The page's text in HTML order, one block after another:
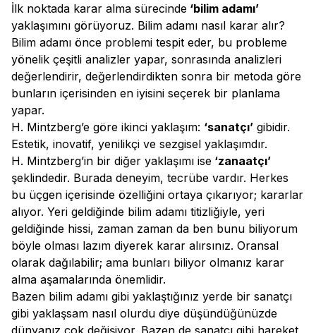
İlk noktada karar alma sürecinde ‘bilim adamı’
yaklaşımını görüyoruz. Bilim adamı nasıl karar alır?
Bilim adamı önce problemi tespit eder, bu probleme
yönelik çeşitli analizler yapar, sonrasında analizleri
değerlendirir, değerlendirdikten sonra bir metoda göre
bunların içerisinden en iyisini seçerek bir planlama
yapar.
H. Mintzberg’e göre ikinci yaklaşım: ‘sanatçı’ gibidir.
Estetik, inovatif, yenilikçi ve sezgisel yaklaşımdır.
H. Mintzberg’in bir diğer yaklaşımı ise ‘zanaatçı’
şeklindedir. Burada deneyim, tecrübe vardır. Herkes
bu üçgen içerisinde özelliğini ortaya çıkarıyor; kararlar
alıyor. Yeri geldiğinde bilim adamı titizliğiyle, yeri
geldiğinde hissi, zaman zaman da ben bunu biliyorum
böyle olması lazım diyerek karar alırsınız. Oransal
olarak dağılabilir; ama bunları biliyor olmanız karar
alma aşamalarında önemlidir.
Bazen bilim adamı gibi yaklaştığınız yerde bir sanatçı
gibi yaklaşsam nasıl olurdu diye düşündüğünüzde